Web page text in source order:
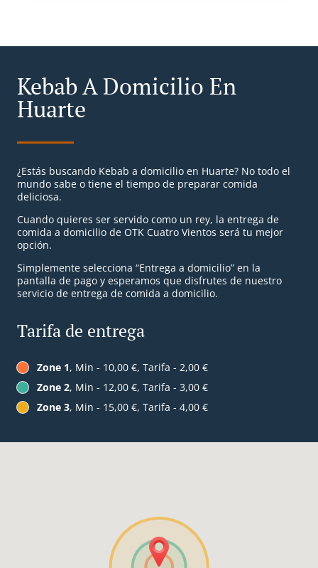
Kebab A Domicilio En
Huarte
¿Estás buscando Kebab a domicilio en Huarte? No todo el
mundo sabe o tiene el tiempo de preparar comida
deliciosa.
Cuando quieres ser servido como un rey, la entrega de
comida a domicilio de OTK Cuatro Vientos será tu mejor
opción.
Simplemente selecciona “Entrega a domicilio” en la
pantalla de pago y esperamos que disfrutes de nuestro
servicio de entrega de comida a domicilio.
Tarifa de entrega
Zone 1, Min - 10,00 €, Tarifa - 2,00 €
Zone 2, Min - 12,00 €, Tarifa - 3,00 €
Zone 3, Min - 15,00 €, Tarifa - 4,00 €